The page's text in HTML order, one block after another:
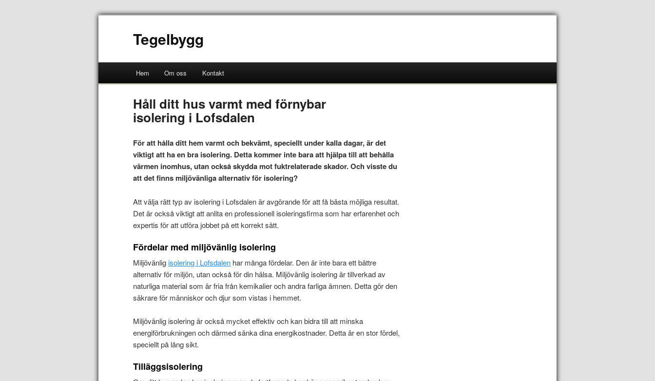
Tegelbygg
Hem Om oss Kontakt
Håll ditt hus varmt med förnybar
isolering i Lofsdalen
För att hålla ditt hem varmt och bekvämt, speciellt under kalla dagar, är det
viktigt att ha en bra isolering. Detta kommer inte bara att hjälpa till att behålla
värmen inomhus, utan också skydda mot fuktrelaterade skador. Och visste du
att det finns miljövänliga alternativ för isolering?
Att välja rätt typ av isolering i Lofsdalen är avgörande för att få bästa möjliga resultat.
Det är också viktigt att anlita en professionell isoleringsfirma som har erfarenhet och
expertis för att utföra jobbet på ett korrekt sätt.
Fördelar med miljövänlig isolering
Miljövänligisolering i Lofsdalen har många fördelar. Den är inte bara ett bättre
alternativ för miljön, utan också för din hälsa. Miljövänlig isolering är tillverkad av
naturliga material som är fria från kemikalier och andra farliga ämnen. Detta gör den
säkrare för människor och djur som vistas i hemmet.
Miljövänlig isolering är också mycket effektiv och kan bidra till att minska
energiförbrukningen och därmed sänka dina energikostnader. Detta är en stor fördel,
speciellt på lång sikt.
Tilläggsisolering